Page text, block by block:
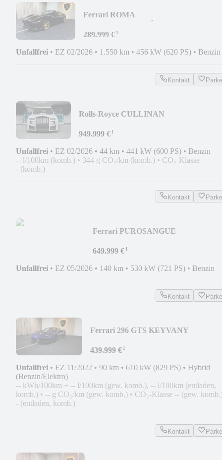
Ferrari ROMA
285000€
289.999 €¹
Unfallfrei • EZ 02/2026 • 1.550 km • 456 kW (620 PS) • Benzin
Kontakt
Rolls-Royce CULLINAN
949.999 €¹
Unfallfrei • EZ 02/2026 • 44 km • 441 kW (600 PS) • Benzin
-- l/100km (komb.) • 344 g CO₂/km (komb.) • CO₂-Klasse -
- (komb.)
Kontakt
Ferrari PUROSANGUE
MY2026
649.999 €¹
Unfallfrei • EZ 05/2026 • 140 km • 530 kW (721 PS) • Benzin
Kontakt
Ferrari 296 GTS KEYVANY
439.999 €¹
Unfallfrei • EZ 11/2022 • 90 km • 610 kW (829 PS) • Hybrid
(Benzin/Elektro)
-- kWh/100km + -- l/100km (gew. komb.), -- l/100km (entladen,
komb.) • -- g CO₂/km (gew. komb.) • CO₂-Klasse -- (gew.
- (entladen, komb.)
Kontakt